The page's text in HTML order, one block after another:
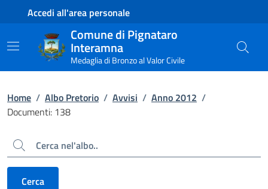
Contenuto principale
Piede di paginaAccedi all'area personale
Comune di Pignataro
Interamna
Medaglia di Bronzo al Valor Civile
Home / Albo Pretorio / Avvisi / Anno 2012 /
Documenti: 138
Cerca
Cerca